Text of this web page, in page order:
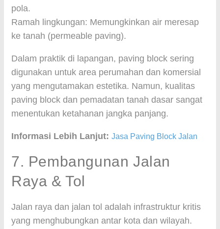
pola.
Ramah lingkungan: Memungkinkan air meresap
ke tanah (permeable paving).
Dalam praktik di lapangan, paving block sering
digunakan untuk area perumahan dan komersial
yang mengutamakan estetika. Namun, kualitas
paving block dan pemadatan tanah dasar sangat
menentukan ketahanan jangka panjang.
Informasi Lebih Lanjut: Jasa Paving Block Jalan
7. Pembangunan Jalan
Raya & Tol
Jalan raya dan jalan tol adalah infrastruktur kritis
yang menghubungkan antar kota dan wilayah.